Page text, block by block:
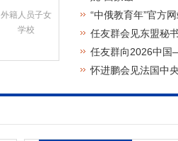
外籍人员子女
学校
“中俄教育年”官方
任友群会见东盟秘
任友群向2026中国
怀进鹏会见法国中